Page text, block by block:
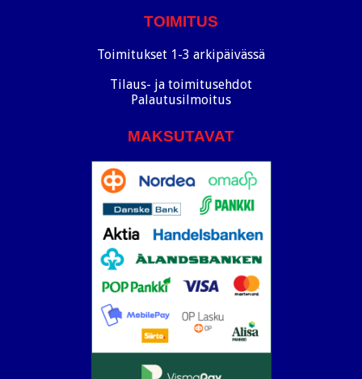
TOIMITUS
Toimitukset 1-3 arkipäivässä
Tilaus- ja toimitusehdot
Palautusilmoitus
MAKSUTAVAT